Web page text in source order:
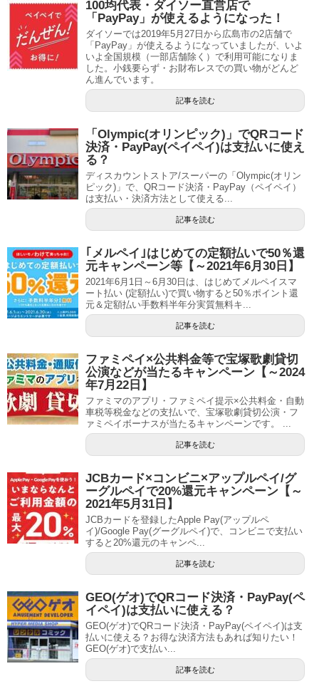
100均代表・ダイソー直営店で
「PayPay」が使えるようになった！
ダイソーでは2019年5月27日から広島市の2店舗で
「PayPay」が使えるようになっていましたが、いよ
いよ全国規模（一部店舗除く）で利用可能になりま
した。小銭要らず・お財布レスでの買い物がどんど
ん進んでいます。
記事を読む
「Olympic(オリンピック)」でQRコード
決済・PayPay(ペイペイ)は支払いに使え
る？
ディスカウントストア/スーパーの「Olympic(オリン
ピック)」で、QRコード決済・PayPay（ペイペイ）
は支払い・決済方法として使える...
記事を読む
｢メルペイ｣はじめての定額払いで50％還
元キャンペーン等【～2021年6月30日】
2021年6月1日～6月30日は、はじめてメルペイスマ
ート払い (定額払い)で買い物すると50％ポイント還
元＆定額払い手数料半年分実質無料キ...
記事を読む
ファミペイ×公共料金等で宝塚歌劇貸切
公演などが当たるキャンペーン【～2024
年7月22日】
ファミマのアプリ・ファミペイ提示×公共料金・自動
車税等税金などの支払いで、宝塚歌劇貸切公演・フ
ァミペイボーナスが当たるキャンペーンです。 ...
記事を読む
JCBカード×コンビニ×アップルペイ/グ
ーグルペイで20%還元キャンペーン【～
2021年5月31日】
JCBカードを登録したApple Pay(アップルペ
イ)/Google Pay(グーグルペイ)で、コンビニで支払い
すると20%還元のキャンペ...
記事を読む
GEO(ゲオ)でQRコード決済・PayPay(ペ
イペイ)は支払いに使える？
GEO(ゲオ)でQRコード決済・PayPay(ペイペイ)は支
払いに使える？お得な決済方法もあれば知りたい！
GEO(ゲオ)で支払い...
記事を読む